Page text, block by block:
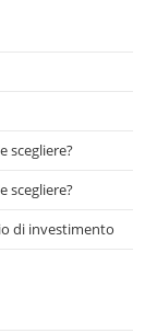
scegliere?
scegliere?
di investimento